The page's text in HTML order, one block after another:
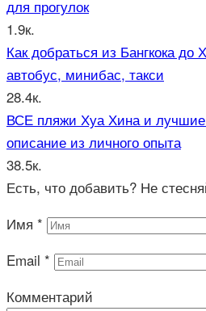
для прогулок
1.9к.
Как добраться из Бангкока
автобус, минибас, такси
28.4к.
ВСЕ пляжи Хуа Хина и
описание из личного опыта
38.5к.
Есть, что добавить? Не
Имя *
Email *
Комментарий